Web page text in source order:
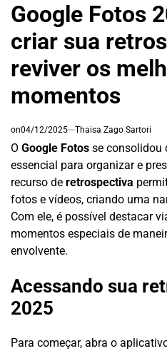
Google Fotos
criar sua
reviver os
momentos
on04/12/2025 Thaisa Zago Sartori
O Google Fotos se consolidou
essencial para organizar e
recurso de retrospectiva
fotos e vídeos, criando uma
Com ele, é possível destacar
momentos especiais de
envolvente.
Acessando sua
2025
Para começar, abra o